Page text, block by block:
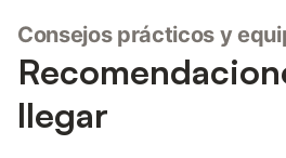
Consejos prácticos y
llegar